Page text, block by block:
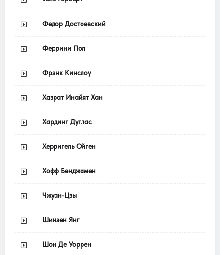
Федор Достоевский
Феррини Пол
Фрэнк Кинслоу
Хазрат Инайят Хан
Хардинг Дуглас
Херригель Ойген
Хофф Бенджамен
Чжуан-Цзы
Шинзен Янг
Шон Де Уоррен